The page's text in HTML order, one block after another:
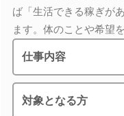
ば「生活できる稼ぎが
ます。体のことや希望
仕事内容
対象となる方